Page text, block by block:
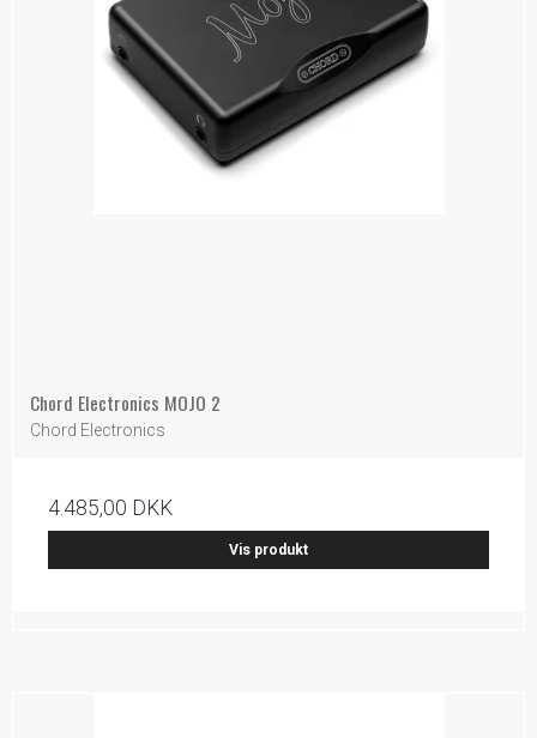
Chord Electronics MOJO 2
Chord Electronics
4.485,00 DKK
Vis produkt